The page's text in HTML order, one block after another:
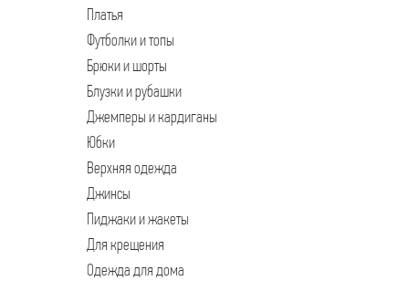
Платья
Футболки и топы
Брюки и шорты
Блузки и рубашки
Джемперы и кардиганы
Юбки
Верхняя одежда
Джинсы
Пиджаки и жакеты
Для крещения
Одежда для дома